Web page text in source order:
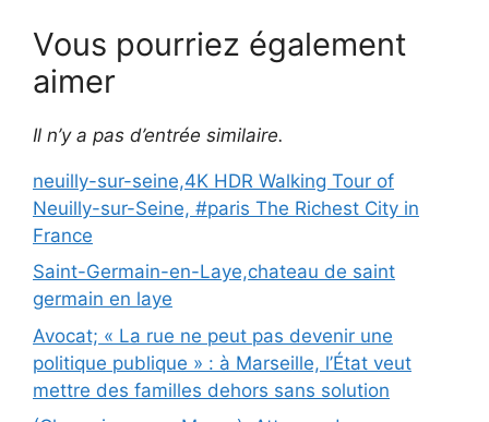
Vous pourriez également
aimer
Il n’y a pas d’entrée similaire.
neuilly-sur-seine,4K HDR Walking Tour of
Neuilly-sur-Seine, #paris The Richest City in
France
Saint-Germain-en-Laye,chateau de saint
germain en laye
Avocat; « La rue ne peut pas devenir une
politique publique » : à Marseille, l’État veut
mettre des familles dehors sans solution